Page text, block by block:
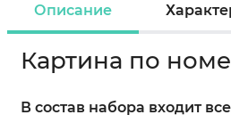
Описание
Картина по
В состав набора входит